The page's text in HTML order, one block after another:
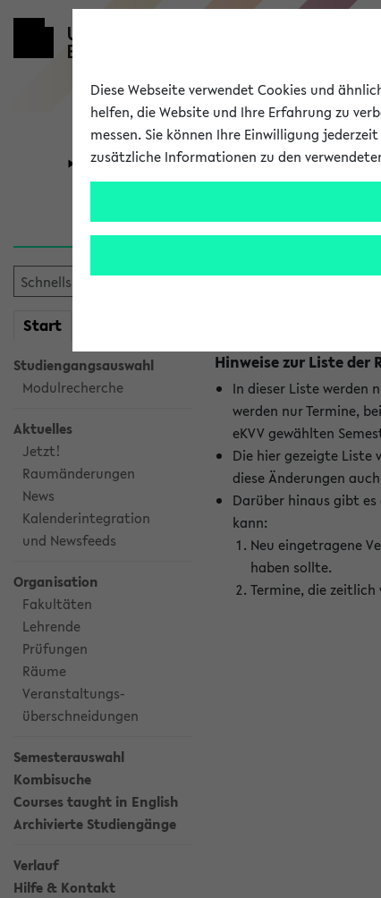
Universität Forschung
Start
Studiengangsauswahl
Modulrecherche
Aktuelles
Jetzt!
Raumänderungen
News
Kalenderintegration
und Newsfeeds
Organisation
Fakultäten
Lehrende
Prüfungen
Räume
Veranstaltungs-
überschneidungen
Semesterauswahl
Kombisuche
Courses taught in English
Archivierte Studiengänge
Verlauf
Hilfe & Kontakt
Hinweise zur Liste der
In dieser Liste
werden nur Termine,
eKVV gewählten
Die hier gezeigte Liste
diese Änderungen
Darüber hinaus gibt es
kann:
Neu eingetragene
haben sollte.
Termine, die
Diese Webseite verwendet Cookies und
helfen, die Website und Ihre Erfahrung zu
messen. Sie können Ihre Einwilligung
zusätzliche Informationen zu den